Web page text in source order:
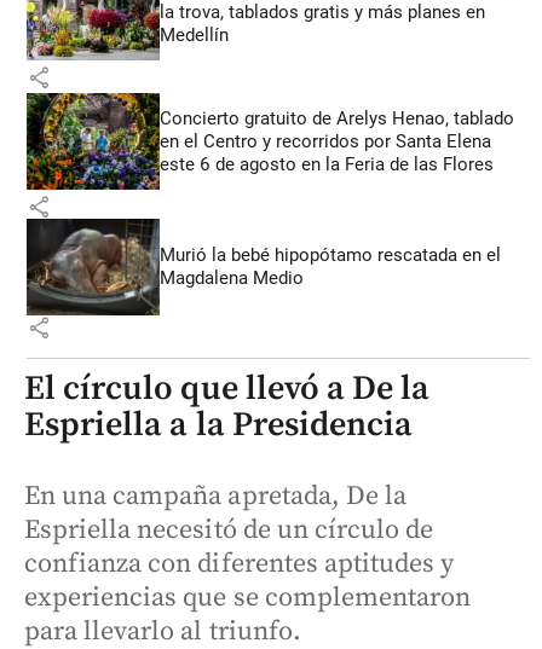
la trova, tablados gratis y más planes en
Medellín
share
Concierto gratuito de Arelys Henao, tablado
en el Centro y recorridos por Santa Elena
este 6 de agosto en la Feria de las Flores
share
Murió la bebé hipopótamo rescatada en el
Magdalena Medio
share
El círculo que llevó a De la
Espriella a la Presidencia
En una campaña apretada, De la
Espriella necesitó de un círculo de
confianza con diferentes aptitudes y
experiencias que se complementaron
para llevarlo al triunfo.